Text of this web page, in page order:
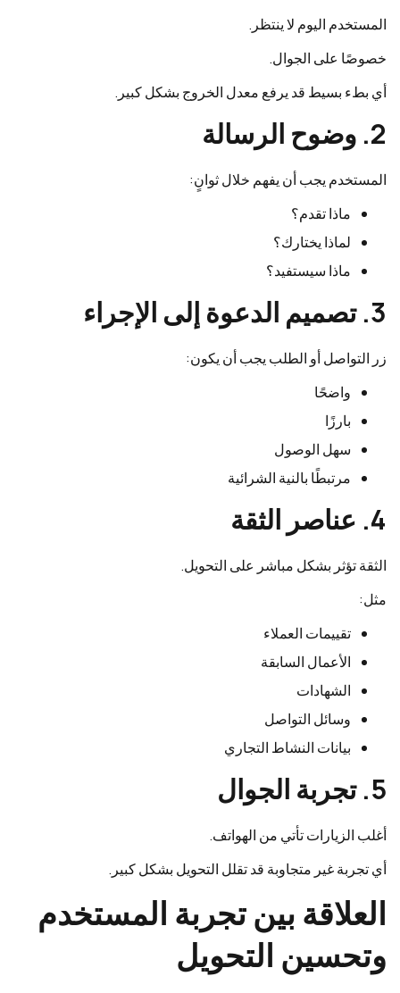
المستخدم اليوم لا ينتظر.
خصوصًا على الجوال.
أي بطء بسيط قد يرفع معدل الخروج بشكل كبير.
2. وضوح الرسالة
المستخدم يجب أن يفهم خلال ثوانٍ:
ماذا تقدم؟
لماذا يختارك؟
ماذا سيستفيد؟
3. تصميم الدعوة إلى الإجراء
زر التواصل أو الطلب يجب أن يكون:
واضحًا
بارزًا
سهل الوصول
مرتبطًا بالنية الشرائية
4. عناصر الثقة
الثقة تؤثر بشكل مباشر على التحويل.
مثل:
تقييمات العملاء
الأعمال السابقة
الشهادات
وسائل التواصل
بيانات النشاط التجاري
5. تجربة الجوال
أغلب الزيارات تأتي من الهواتف.
أي تجربة غير متجاوبة قد تقلل التحويل بشكل كبير.
العلاقة بين تجربة المستخدم
وتحسين التحويل